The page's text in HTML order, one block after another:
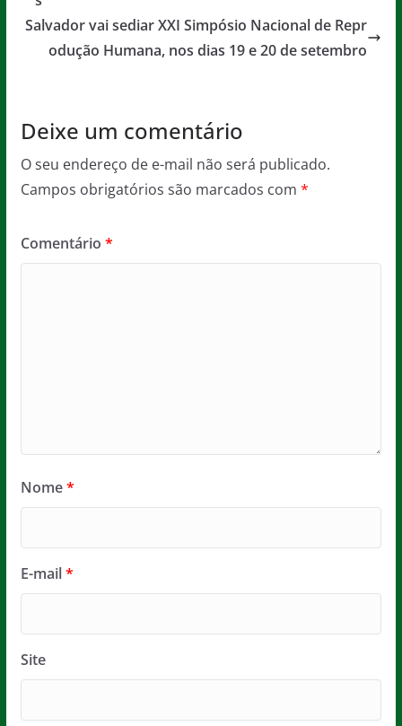
o
k
p
Salvador vai sediar XXI Simpósio Nacional de Repr
odução Humana, nos dias 19 e 20 de setembro
Deixe um comentário
O seu endereço de e-mail não será publicado.
Campos obrigatórios são marcados com *
Comentário *
Nome*
E-mail*
Site